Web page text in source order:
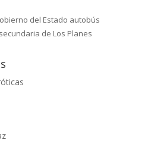
del Estado autobús
de Los Planes